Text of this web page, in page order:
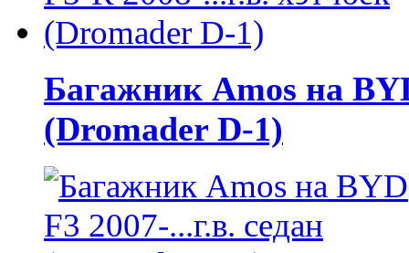
Багажник Amos на
(Dromader D-1)